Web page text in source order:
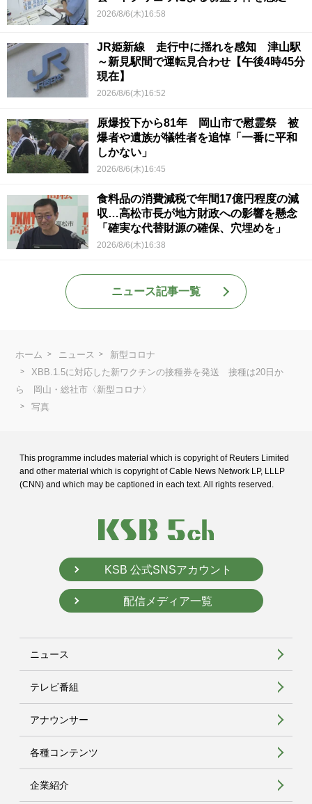
2026/8/6(木)16:58
JR姫新線 走行中に揺れを感知 津山駅
～新見駅間で運転見合わせ【午後4時45分
現在】
2026/8/6(木)16:52
原爆投下から81年 岡山市で慰霊祭 被
爆者や遺族が犠牲者を追悼「一番に平和
しかない」
2026/8/6(木)16:45
食料品の消費減税で年間17億円程度の減
収…高松市長が地方財政への影響を懸念
「確実な代替財源の確保、穴埋めを」
2026/8/6(木)16:38
ニュース記事一覧
ホーム ニュース
新型コロナ
XBB.1.5に対応した新ワクチンの接種券を発送 接種は20日か
ら 岡山・総社市〈新型コロナ〉
写真
This programme includes material which is copyright of Reuters Limited
and other material which is copyright of Cable News Network LP, LLLP
(CNN) and which may be captioned in each text. All rights reserved.
KSB 公式SNSアカウント
配信メディア一覧
ニュース
テレビ番組
アナウンサー
各種コンテンツ
企業紹介